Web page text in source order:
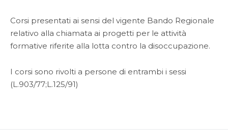
Corsi presentati ai sensi del vigente Bando Regionale
relativo alla chiamata ai progetti per le attività
formative riferite alla lotta contro la disoccupazione.
I corsi sono rivolti a persone di entrambi i sessi
(L.903/77;L.125/91)